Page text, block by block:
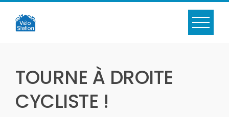
Skip
content
TOURNE À DROITE
CYCLISTE !